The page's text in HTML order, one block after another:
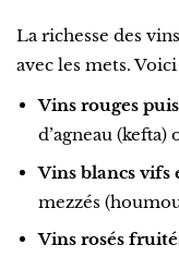
La richesse des
avec les mets. Voici
Vins rouges
d’agneau
Vins blancs
mezzés
Vins rosés